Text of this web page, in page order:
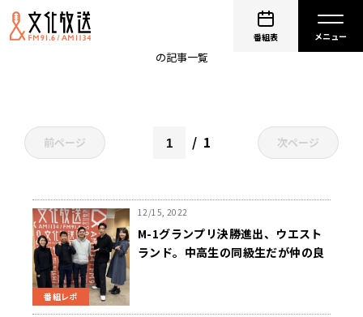
番組表
の記事一覧
前ページ 1 次ページ
番組レポ
12/15, 2022
M-1グランプリ決勝進出、ウエスト
ランド。中高生の同級生だが仲の良